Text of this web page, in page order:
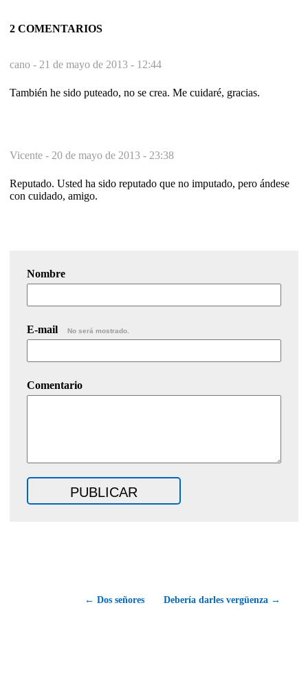
2 COMENTARIOS
cano - 21 de mayo de 2013 - 12:44
También he sido puteado, no se crea. Me cuidaré, gracias.
Vicente - 20 de mayo de 2013 - 23:38
Reputado. Usted ha sido reputado que no imputado, pero ándese
con cuidado, amigo.
Nombre
E-mail No será mostrado.
Comentario
← Dos señores Debería darles vergüenza →